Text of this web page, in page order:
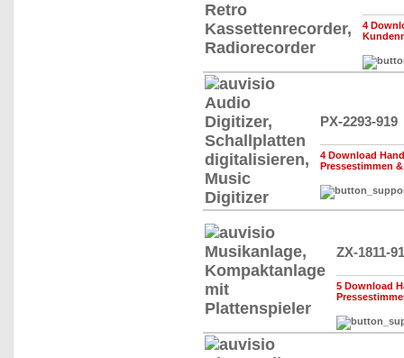
4
PX-2293-919
4 Download
Pressestimmen
ZX-1811-
5 Download